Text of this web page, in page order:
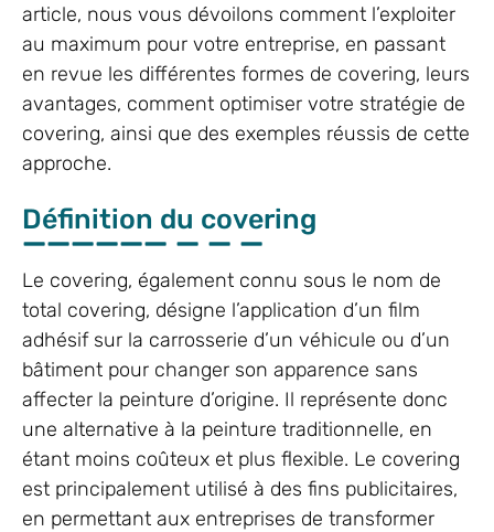
article, nous vous dévoilons comment l’exploiter
au maximum pour votre entreprise, en passant
en revue les différentes formes de covering, leurs
avantages, comment optimiser votre stratégie de
covering, ainsi que des exemples réussis de cette
approche.
Définition du covering
Le covering, également connu sous le nom de
total covering, désigne l’application d’un film
adhésif sur la carrosserie d’un véhicule ou d’un
bâtiment pour changer son apparence sans
affecter la peinture d’origine. Il représente donc
une alternative à la peinture traditionnelle, en
étant moins coûteux et plus flexible. Le covering
est principalement utilisé à des fins publicitaires,
en permettant aux entreprises de transformer